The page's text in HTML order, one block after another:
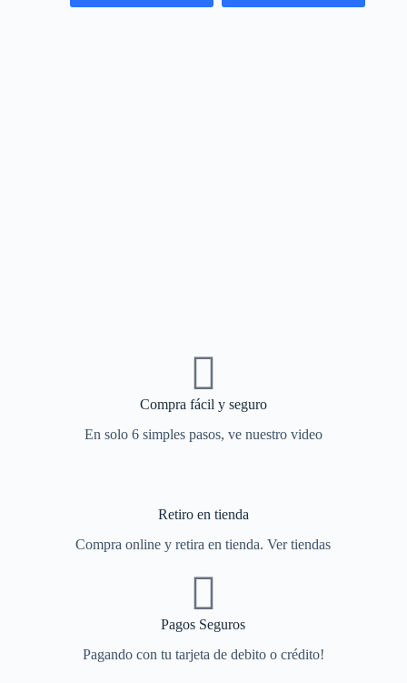
Compra fácil y seguro
En solo 6 simples pasos, ve nuestro video
Retiro en tienda
Compra online y retira en tienda. Ver tiendas
Pagos Seguros
Pagando con tu tarjeta de debito o crédito!